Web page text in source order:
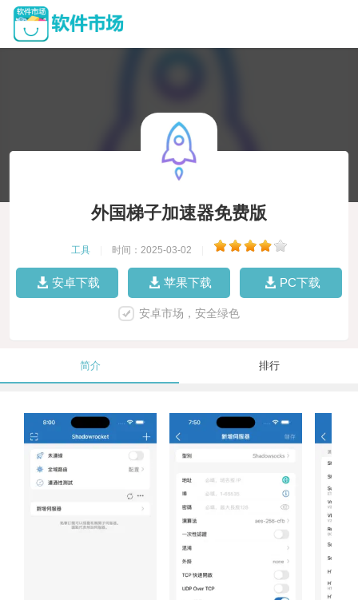
外国梯子加速器免费版
工具 时间：2025-03-02
安卓下载 苹果下载 PC下载
安卓市场，安全绿色
简介 排行